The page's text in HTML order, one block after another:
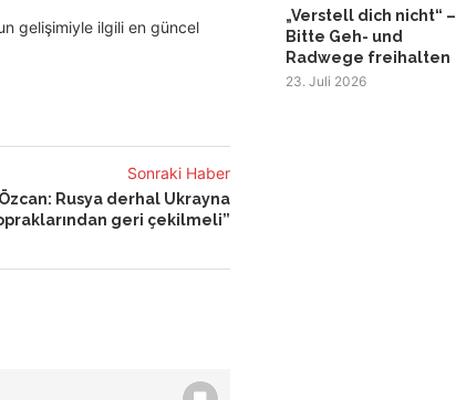
gelişimiyle ilgili en güncel
Sonraki Haber
Özcan: Rusya derhal Ukrayna
geri çekilmeli”
„Verstell dich nicht“ –
Bitte Geh- und
Radwege freihalten
23. Juli 2026